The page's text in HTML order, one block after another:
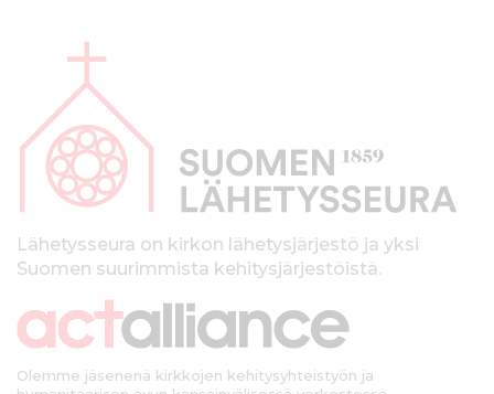
p
kLähetysseura on kirkon lähetysjärjestö ja yksi
Suomen suurimmista kehitysjärjestöistä.
Olemme jäsenenä kirkkojen kehitysyhteistyön ja